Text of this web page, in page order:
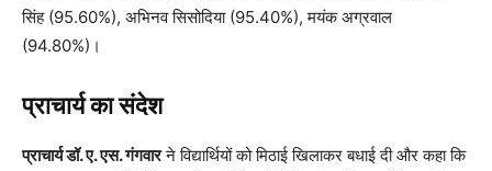
सिंह (95.60%), अभिनव सिसोदिया (95.40%), मयंक अग्रवाल
(94.80%)।
प्राचार्य का संदेश
प्राचार्य डॉ. ए. एस. गंगवारने विद्यार्थियों को मिठाई खिलाकर बधाई दी और कहा कि